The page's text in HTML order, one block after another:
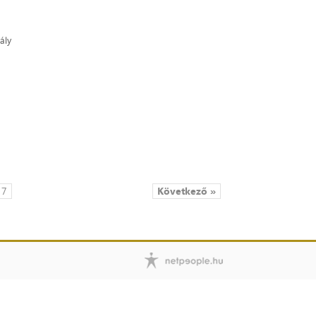
7 Következő »